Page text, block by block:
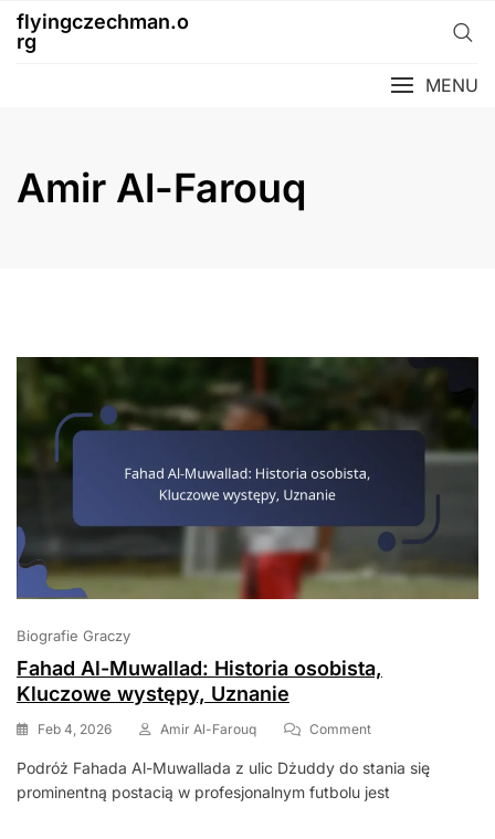
Skip
content
flyingczechman.o
rg
MENU
Amir Al-Farouq
Biografie Graczy
Fahad Al-Muwallad: Historia osobista,
Kluczowe występy, Uznanie
Feb 4, 2026 Amir Al-Farouq CommentOn
Al-
Muwallad:
Podróż Fahada Al-Muwallada z ulic Dżuddy do stania się
prominentną postacią w profesjonalnym futbolu jest